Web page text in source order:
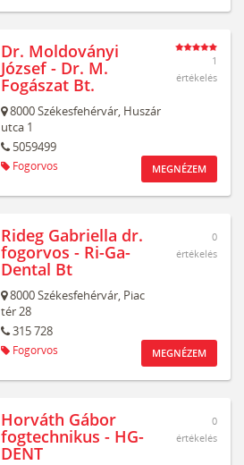
Dr. Moldoványi
József - Dr. M.
Fogászat Bt.
8000Székesfehérvár, Huszár
utca 1
5059499
Fogorvos
1
értékelés
MEGNÉZEM
Rideg Gabriella dr.
fogorvos - Ri-Ga-
Dental Bt
8000Székesfehérvár, Piac
tér 28
315 728
Fogorvos
0
értékelés
MEGNÉZEM
Horváth Gábor
fogtechnikus - HG-
DENT
0
értékelés